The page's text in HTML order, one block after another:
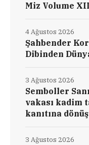
Miz Volume XII
Şahbender
Dibinden
4 Ağustos 2026
Semboller
vakası kadim
kanıtına
3 Ağustos 2026
3 Ağustos 2026